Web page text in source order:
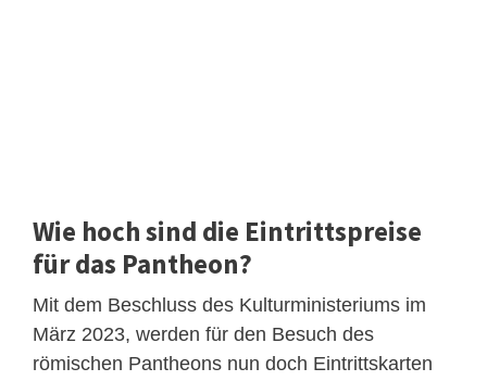
Wie hoch sind die Eintrittspreise
für das Pantheon?
Mit dem Beschluss des Kulturministeriums im
März 2023, werden für den Besuch des
römischen Pantheons nun doch Eintrittskarten